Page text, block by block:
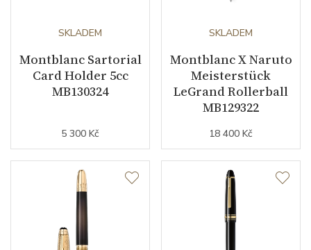
SKLADEM
Montblanc Sartorial
Card Holder 5cc
MB130324
5 300 Kč
SKLADEM
Montblanc X Naruto
Meisterstück
LeGrand Rollerball
MB129322
18 400 Kč